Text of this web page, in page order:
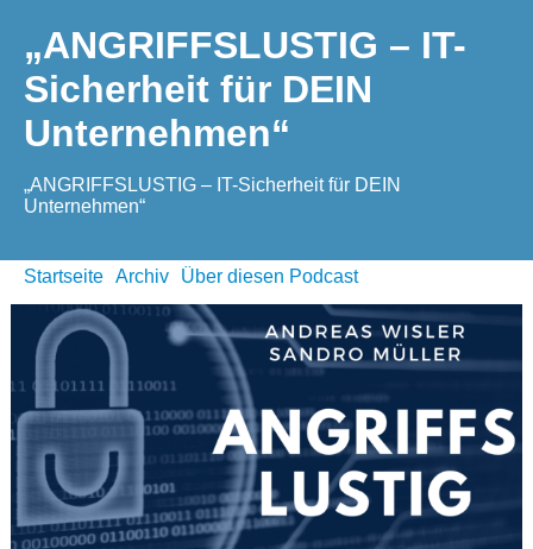
„ANGRIFFSLUSTIG – IT-
Sicherheit für DEIN
Unternehmen“
„ANGRIFFSLUSTIG – IT-Sicherheit für DEIN
Unternehmen“
Startseite Archiv Über diesen Podcast